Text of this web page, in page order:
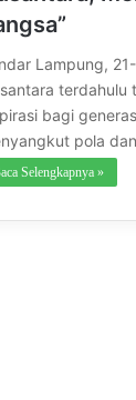
Lampung,
terdahulu
bagi
pola
Selengkapnya »